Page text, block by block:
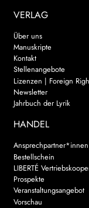
VERLAG
Über uns
Manuskripte
Kontakt
Stellenangebote
Lizenzen | Foreign
Newsletter
Jahrbuch der Lyrik
HANDEL
Ansprechpartner*innen
Bestellschein
LIBERTÉ
Prospekte
Veranstaltungsangebot
Vorschau